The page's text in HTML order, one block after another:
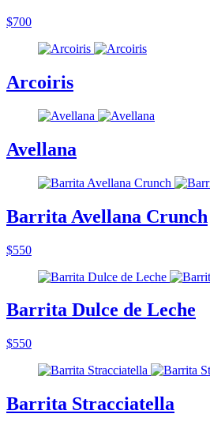
$700
Arcoiris
Avellana
Barrita Avellana Crunch
$550
Barrita Dulce de Leche
$550
Barrita Stracciatella